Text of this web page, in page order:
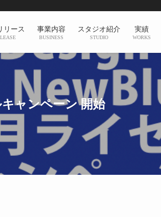
リース 事業内容
BUSINESS
スタジオ紹介
STUDIO
実績
WORKS
ャンペーン 開始